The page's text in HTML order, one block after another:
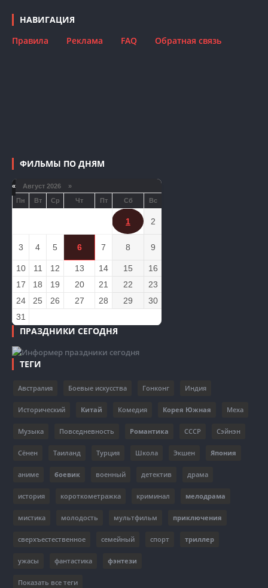
НАВИГАЦИЯ
Правила
Реклама FAQ Обратная связь
ФИЛЬМЫ ПО ДНЯМ
« Август 2026 »
Пн
Вт Ср Чт Пт Сб Вс
1 2
3 4 5 6 7 8 9
10 11 12 13 14 15
16
17
18 19 20 21 22
23
24
25 26 27 28 29
30
31
ПРАЗДНИКИ СЕГОДНЯ
ТЕГИ
Австралия Боевые искусства Гонконг Индия
Исторический Китай Комедия Корея Южная Меха
Музыка Повседневность Романтика СССР Сэйнэн
Сёнен Таиланд Турция Школа Экшен Япония
аниме боевик военный детектив драма
история короткометражка криминал мелодрама
мистика молодость мультфильм приключения
сверхъестественное семейный спорт триллер
ужасы фантастика фэнтези
Показать все теги